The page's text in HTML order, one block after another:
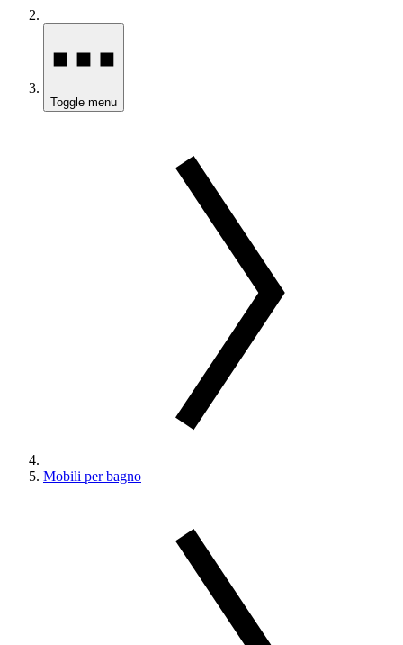
Toggle menu
Mobili per bagno